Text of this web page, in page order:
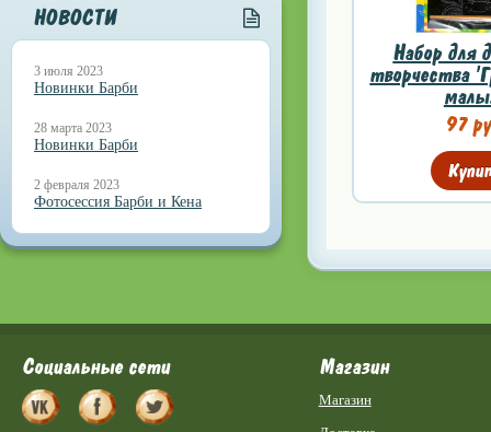
НОВОСТИ
3 июля 2023
Новинки Барби
28 марта 2023
Новинки Барби
2 февраля 2023
Фотосессия Барби и Кена
Набор для
творчества
97
Социальные сети Магазин
Магазин